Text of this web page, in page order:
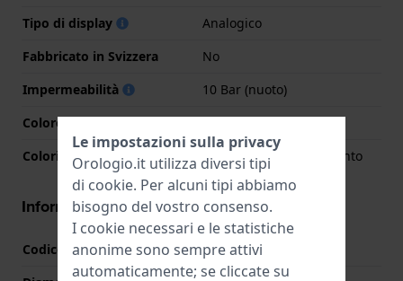
Tipo di display
Analogico
Fabbricato in Svizzera
No
Impermeabilità
10 Bar (nuoto)
Colore quadrante
Colori lancette (h,m,s)
Argento, Argento, Argento
Informazioni della cassa
Codice cassa
EQB-1300
Le impostazioni sulla privacy
Orologio.it utilizza diversi tipi
di cookie. Per alcuni tipi abbiamo
bisogno del vostro consenso.
I cookie necessari e le statistiche
anonime sono sempre attivi
automaticamente; se cliccate su